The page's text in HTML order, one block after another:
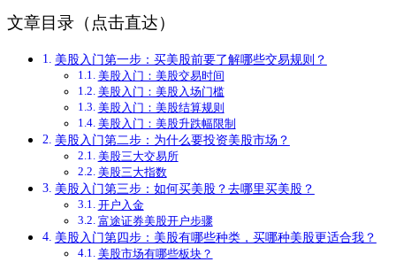
文章目录（点击直达）
美股入门第一步：买美股前要了解哪些交易规则？
美股入门：美股交易时间
美股入门：美股入场门槛
美股入门：美股结算规则
美股入门：美股升跌幅限制
美股入门第二步：为什么要投资美股市场？
美股三大交易所
美股三大指数
美股入门第三步：如何买美股？去哪里买美股？
开户入金
富途证券美股开户步骤
美股入门第四步：美股有哪些种类，买哪种美股更适合我？
美股市场有哪些板块？